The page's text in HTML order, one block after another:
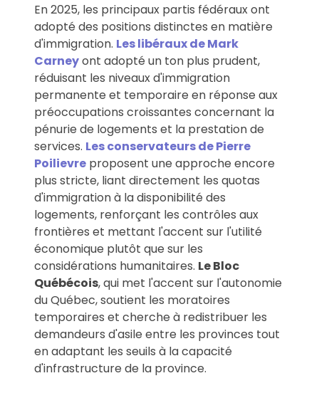
En 2025, les principaux partis fédéraux ont
adopté des positions distinctes en matière
d'immigration. Les libéraux de Mark
Carneyont adopté un ton plus prudent,
réduisant les niveaux d'immigration
permanente et temporaire en réponse aux
préoccupations croissantes concernant la
pénurie de logements et la prestation de
services. Les conservateurs de Pierre
Poilievre proposent une approche encore
plus stricte, liant directement les quotas
d'immigration à la disponibilité des
logements, renforçant les contrôles aux
frontières et mettant l'accent sur l'utilité
économique plutôt que sur les
considérations humanitaires. Le Bloc
Québécois, qui met l'accent sur l'autonomie
du Québec, soutient les moratoires
temporaires et cherche à redistribuer les
demandeurs d'asile entre les provinces tout
en adaptant les seuils à la capacité
d'infrastructure de la province.